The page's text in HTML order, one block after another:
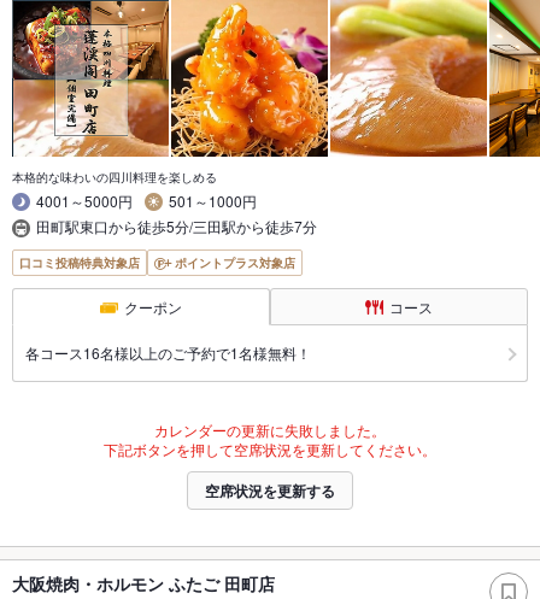
本格的な味わいの四川料理を楽しめる
4001～5000円
501～1000円
田町駅東口から徒歩5分/三田駅から徒歩7分
口コミ投稿特典対象店 ポイントプラス対象店
クーポン コース
各コース16名様以上のご予約で1名様無料！
カレンダーの更新に失敗しました。
下記ボタンを押して空席状況を更新してください。
空席状況を更新する
大阪焼肉・ホルモン ふたご 田町店